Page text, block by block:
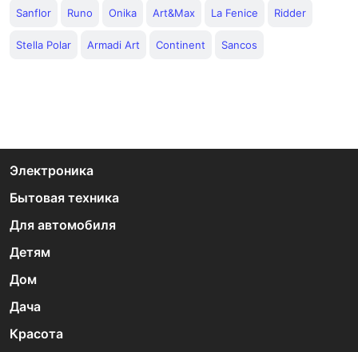
Sanflor Runo Onika Art&Max La Fenice Ridder
Stella Polar Armadi Art Continent Sancos
Электроника
Бытовая техника
Для автомобиля
Детям
Дом
Дача
Красота